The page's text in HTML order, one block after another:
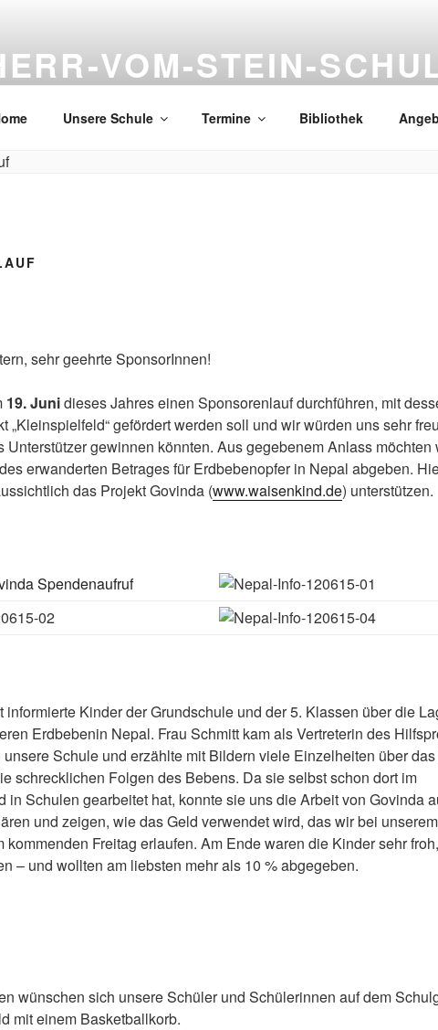
VOM-STEIN-
Unsere Schule Termine Bibliothek
sehr geehrte SponsorInnen!
19. Junidieses Jahres einen Sponsorenlauf durchführen, mit
„Kleinspielfeld“ gefördert werden soll und wir würden uns sehr
Unterstützer gewinnen könnten.Aus gegebenem Anlass möchten
erwanderten Betrages für Erdbebenopfer in Nepal abgeben.
das Projekt Govinda (www.waisenkind.de) unterstützen.
informierte Kinder der Grundschule und der 5. Klassen über die
Erdbebenin Nepal. Frau Schmitt kam als Vertreterin des
unsere Schule und erzählte mit Bildern viele Einzelheiten über
schrecklichen Folgen des Bebens. Da sie selbst schon dort im
in Schulen gearbeitet hat, konnte sie uns die Arbeit von Govinda
und zeigen, wie das Geld verwendet wird, das wir bei unserem
kommenden Freitag erlaufen. Am Ende waren die Kinder sehr
– und wollten am liebsten mehr als 10 % abgegeben.
wünschen sich unsere Schüler und Schülerinnen auf dem
mit einem Basketballkorb.